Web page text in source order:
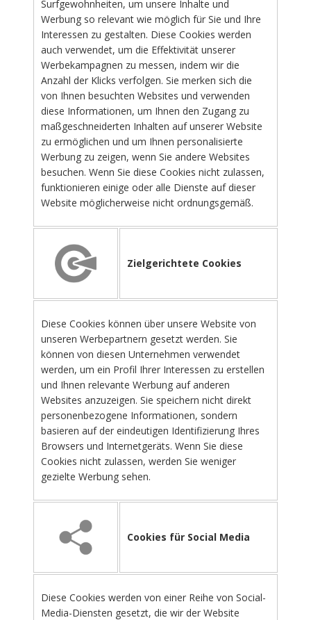
Surfgewohnheiten, um unsere Inhalte und
Werbung so relevant wie möglich für Sie und Ihre
Interessen zu gestalten. Diese Cookies werden
auch verwendet, um die Effektivität unserer
Werbekampagnen zu messen, indem wir die
Anzahl der Klicks verfolgen. Sie merken sich die
von Ihnen besuchten Websites und verwenden
diese Informationen, um Ihnen den Zugang zu
maßgeschneiderten Inhalten auf unserer Website
zu ermöglichen und um Ihnen personalisierte
Werbung zu zeigen, wenn Sie andere Websites
besuchen. Wenn Sie diese Cookies nicht zulassen,
funktionieren einige oder alle Dienste auf dieser
Website möglicherweise nicht ordnungsgemäß.
Zielgerichtete Cookies
Diese Cookies können über unsere Website von
unseren Werbepartnern gesetzt werden. Sie
können von diesen Unternehmen verwendet
werden, um ein Profil Ihrer Interessen zu erstellen
und Ihnen relevante Werbung auf anderen
Websites anzuzeigen. Sie speichern nicht direkt
personenbezogene Informationen, sondern
basieren auf der eindeutigen Identifizierung Ihres
Browsers und Internetgeräts. Wenn Sie diese
Cookies nicht zulassen, werden Sie weniger
gezielte Werbung sehen.
Cookies für Social Media
Diese Cookies werden von einer Reihe von Social-
Media-Diensten gesetzt, die wir der Website